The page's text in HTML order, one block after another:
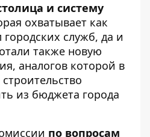
и систему
охватывает как
городских служб, да и
также новую
аналогов которой в
из бюджета города
по вопросам